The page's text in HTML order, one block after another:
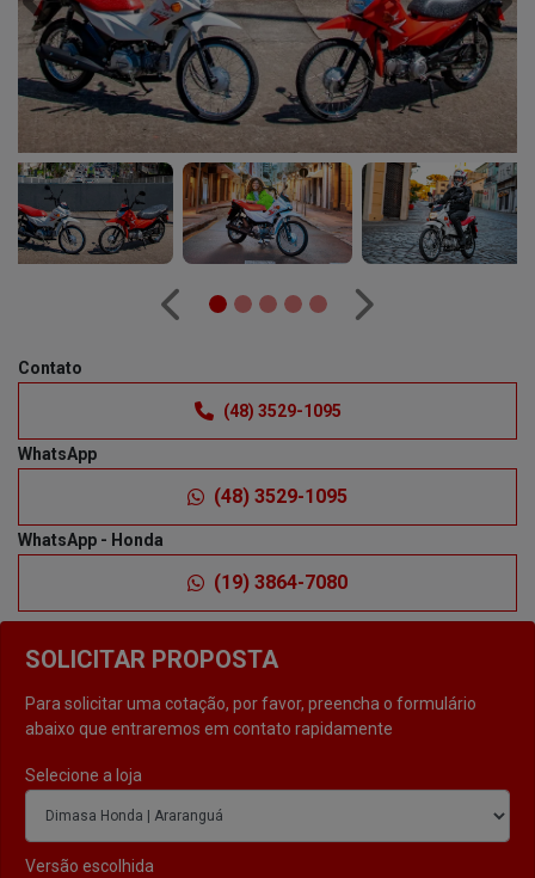
SOLICITAR PROPOSTA
Para solicitar uma cotação, por favor, preencha o formulário
abaixo que entraremos em contato rapidamente
Selecione a loja
Versão escolhida
Anterior
Anterior Próximo
Contato
(48) 3529-1095
WhatsApp
(48) 3529-1095
WhatsApp - Honda
(19) 3864-7080